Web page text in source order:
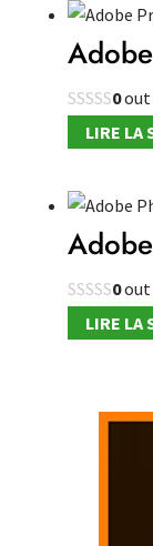
0out
LIRE LA
0out
LIRE LA